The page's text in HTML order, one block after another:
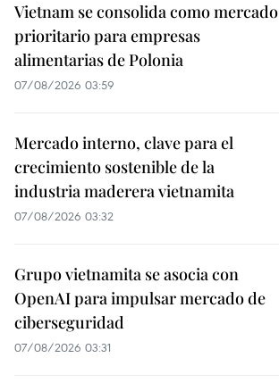
Vietnam se consolida como mercado
prioritario para empresas
alimentarias de Polonia
07/08/2026 03:59
Mercado interno, clave para el
crecimiento sostenible de la
industria maderera vietnamita
07/08/2026 03:32
Grupo vietnamita se asocia con
OpenAI para impulsar mercado de
ciberseguridad
07/08/2026 03:31